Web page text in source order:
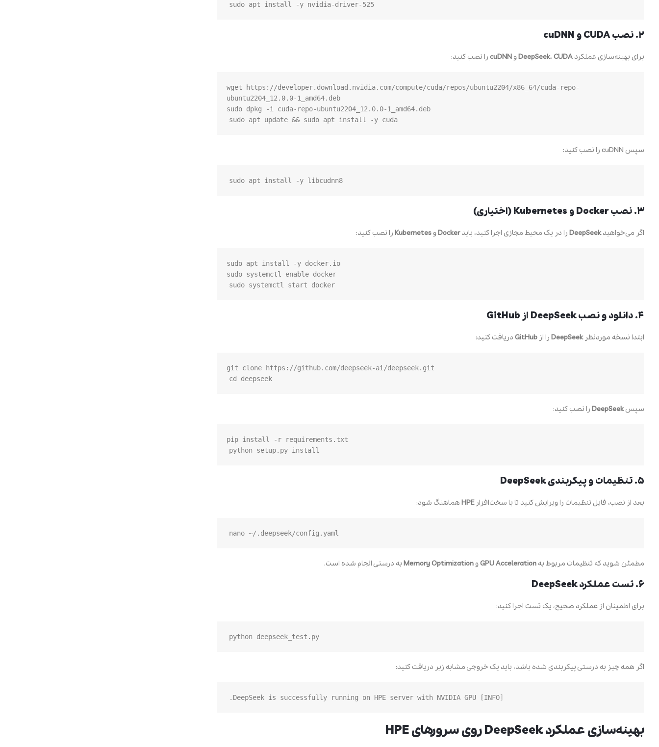
sudo apt install -y nvidia-driver-525
۲. نصب CUDA و cuDNN
برای بهینه‌سازی عملکرد DeepSeek، CUDA و cuDNN را نصب کنید:
wget https://developer.download.nvidia.com/compute/cuda/repos/ubuntu2204/x86_64/cuda-repo-
sudo apt update && sudo apt install -y cuda
سپس cuDNN را نصب کنید:
sudo apt install -y libcudnn8
۳. نصب Docker و Kubernetes (اختیاری)
اگر می‌خواهیدDeepSeek را در یک محیط مجازی اجرا کنید، بایدDockerو Kubernetes را نصب کنید:
sudo systemctl start docker
۴. دانلود و نصب DeepSeek از GitHub
ابتدا نسخه موردنظرDeepSeek را از GitHub دریافت کنید:
cd deepseek
سپسDeepSeek را نصب کنید:
python setup.py install
۵. تنظیمات و پیکربندی DeepSeek
بعد از نصب، فایل تنظیمات را ویرایش کنید تا با سخت‌افزارHPE هماهنگ شود:
nano ~/.deepseek/config.yaml
مطمئن شوید که تنظیمات مربوط به GPU Accelerationو Memory Optimization به درستی انجام شده است.
۶. تست عملکرد DeepSeek
برای اطمینان از عملکرد صحیح، یک تست اجرا کنید:
python deepseek_test.py
اگر همه چیز به درستی پیکربندی شده باشد، باید یک خروجی مشابه زیر دریافت کنید:
[INFO] DeepSeek is successfully running on HPE server with NVIDIA GPU.
بهینه‌سازی عملکرد DeepSeek روی سرورهای HPE